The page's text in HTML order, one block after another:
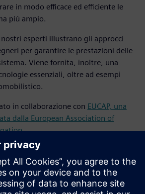
in modo efficace ed efficiente le
più ampio.
esperti illustrano gli approcci
per garantire le prestazioni delle
Viene fornita, inoltre, una
essenziali, oltre ad esempi
in collaborazione con EUCAP, una
dalla European Association of
.
DIGITAL INDUSTRIES SOFTWARE